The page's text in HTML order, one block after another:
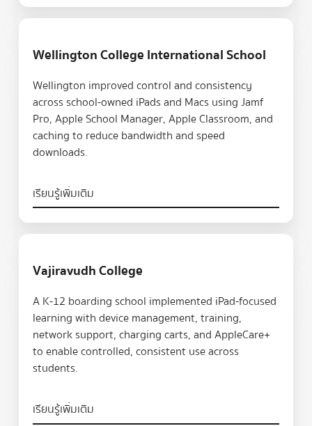
Wellington College International School
Wellington improved control and consistency
across school-owned iPads and Macs using Jamf
Pro, Apple School Manager, Apple Classroom, and
caching to reduce bandwidth and speed
downloads.
เรียนรู้เพิ่มเติม
Vajiravudh College
A K-12 boarding school implemented iPad-focused
learning with device management, training,
network support, charging carts, and AppleCare+
to enable controlled, consistent use across
students.
เรียนรู้เพิ่มเติม